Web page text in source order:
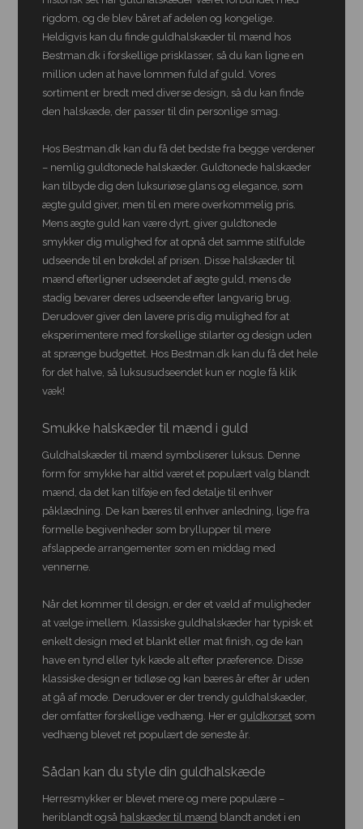
rigdom, og de blev båret af adelen og kongelige.
Heldigvis kan du finde guldhalskæder til mænd hos
Bestman.dk i forskellige prisklasser, så du kan ligne en
million uden at have lommen fuld af guld. Vores
sortiment er bredt med diverse design, så du kan finde
den halskæde, der passer til din personlige smag.
Hos Bestman.dk kan du få det bedste fra begge verdener
– nemlig guldtonede halskæder. Guldtonede halskæder
kan tilbyde dig den luksuriøse glans og elegance, som
ægte guld giver, men til en mere overkommelig pris.
Mens ægte guld kan være dyrt, giver guldtonede
smykker dig mulighed for at opnå det samme stilfulde
udseende til en brøkdel af prisen. Disse halskæder til
mænd efterligner udseendet af ægte guld, mens de
stadig bevarer deres udseende efter langvarig brug.
Derudover giver den lavere pris dig mulighed for at
eksperimentere med forskellige stilarter og design uden
at sprænge budgettet. Hos Bestman.dk kan du få det hele
for det halve, så luksusudseendet kun er nogle få klik
væk!
Smukke halskæder til mænd i guld
Guldhalskæder til mænd symboliserer luksus. Denne
form for smykke har altid været et populært valg blandt
mænd, da det kan tilføje en fed detalje til enhver
påklædning. De kan bæres til enhver anledning, lige fra
formelle begivenheder som bryllupper til mere
afslappede arrangementer som en middag med
vennerne.
Når det kommer til design, er der et væld af muligheder
at vælge imellem. Klassiske guldhalskæder har typisk et
enkelt design med et blankt eller mat finish, og de kan
have en tynd eller tyk kæde alt efter præference. Disse
klassiske design er tidløse og kan bæres år efter år uden
at gå af mode. Derudover er der trendy guldhalskæder,
der omfatter forskellige vedhæng. Her erguldkorset som
vedhæng blevet ret populært de seneste år.
Sådan kan du style din guldhalskæde
Herresmykker er blevet mere og mere populære –
heriblandt også halskæder til mænd blandt andet i en